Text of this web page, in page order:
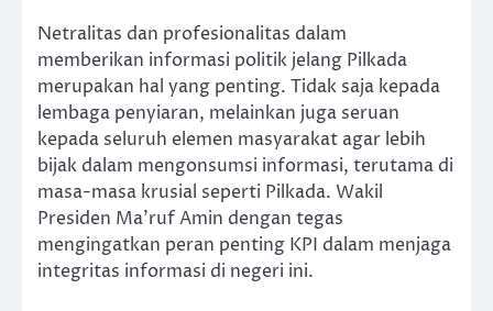
Netralitas dan profesionalitas dalam
memberikan informasi politik jelang Pilkada
merupakan hal yang penting. Tidak saja kepada
lembaga penyiaran, melainkan juga seruan
kepada seluruh elemen masyarakat agar lebih
bijak dalam mengonsumsi informasi, terutama di
masa-masa krusial seperti Pilkada. Wakil
Presiden Ma’ruf Amin dengan tegas
mengingatkan peran penting KPI dalam menjaga
integritas informasi di negeri ini.